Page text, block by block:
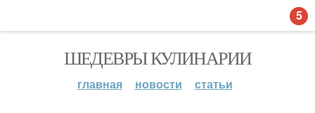
ШЕДЕВРЫ КУЛИНАРИИ
главная новости статьи
5